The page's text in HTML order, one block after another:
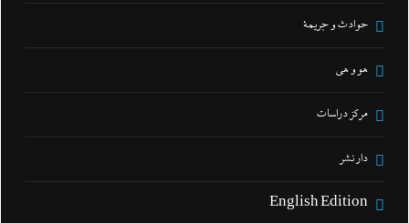
حوادث و جريمة
هو و هي
مركز دراسات
دار نشر
English Edition